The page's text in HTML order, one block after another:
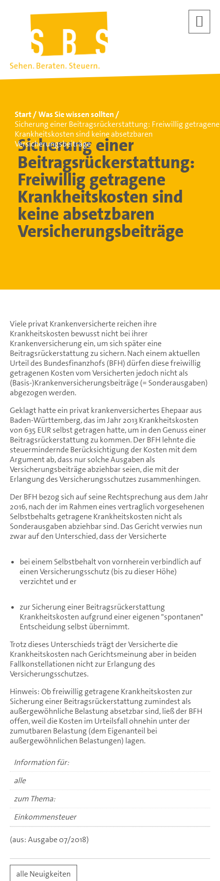
Start
Was Sie wissen sollten
Sicherung einer Beitragsrückerstattung: Freiwillig getragene
Krankheitskosten sind keine absetzbaren
Versicherungsbeiträge
Sicherung einer
Beitragsrückerstattung:
Freiwillig getragene
Krankheitskosten sind
keine absetzbaren
Versicherungsbeiträge
Viele privat Krankenversicherte reichen ihre
Krankheitskosten bewusst nicht bei ihrer
Krankenversicherung ein, um sich später eine
Beitragsrückerstattung zu sichern. Nach einem aktuellen
Urteil des Bundesfinanzhofs (BFH) dürfen diese freiwillig
getragenen Kosten vom Versicherten jedoch nicht als
(Basis-)Krankenversicherungsbeiträge (= Sonderausgaben)
abgezogen werden.
Geklagt hatte ein privat krankenversichertes Ehepaar aus
Baden-Württemberg, das im Jahr 2013 Krankheitskosten
von 635 EUR selbst getragen hatte, um in den Genuss einer
Beitragsrückerstattung zu kommen. Der BFH lehnte die
steuermindernde Berücksichtigung der Kosten mit dem
Argument ab, dass nur solche Ausgaben als
Versicherungsbeiträge abziehbar seien, die mit der
Erlangung des Versicherungsschutzes zusammenhingen.
Der BFH bezog sich auf seine Rechtsprechung aus dem Jahr
2016, nach der im Rahmen eines vertraglich vorgesehenen
Selbstbehalts getragene Krankheitskosten nicht als
Sonderausgaben abziehbar sind. Das Gericht verwies nun
zwar auf den Unterschied, dass der Versicherte
bei einem Selbstbehalt von vornherein verbindlich auf
einen Versicherungsschutz (bis zu dieser Höhe)
verzichtet und er
zur Sicherung einer Beitragsrückerstattung
Krankheitskosten aufgrund einer eigenen "spontanen"
Entscheidung selbst übernimmt.
Trotz dieses Unterschieds trägt der Versicherte die
Krankheitskosten nach Gerichtsmeinung aber in beiden
Fallkonstellationen nicht zur Erlangung des
Versicherungsschutzes.
Hinweis: Ob freiwillig getragene Krankheitskosten zur
Sicherung einer Beitragsrückerstattung zumindest als
außergewöhnliche Belastung absetzbar sind, ließ der BFH
offen, weil die Kosten im Urteilsfall ohnehin unter der
zumutbaren Belastung (dem Eigenanteil bei
außergewöhnlichen Belastungen) lagen.
Information für:
alle
zum Thema:
Einkommensteuer
(aus: Ausgabe 07/2018)
alle Neuigkeiten